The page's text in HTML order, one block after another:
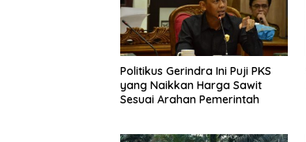
Politikus Gerindra Ini Puji PKS
yang Naikkan Harga Sawit
Sesuai Arahan Pemerintah